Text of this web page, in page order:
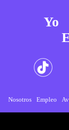
Yo
Nosotros Empleo